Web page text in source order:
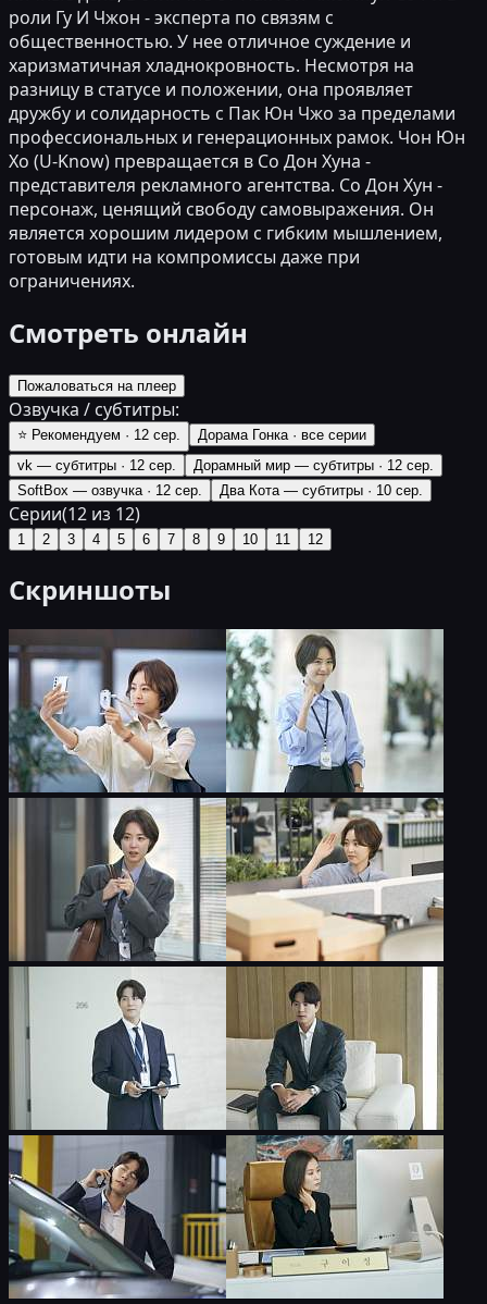
роли Гу И Чжон - эксперта по связям с
общественностью. У нее отличное суждение и
харизматичная хладнокровность. Несмотря на
разницу в статусе и положении, она проявляет
дружбу и солидарность с Пак Юн Чжо за пределами
профессиональных и генерационных рамок. Чон Юн
Хо (U-Know) превращается в Со Дон Хуна -
представителя рекламного агентства. Со Дон Хун -
персонаж, ценящий свободу самовыражения. Он
является хорошим лидером с гибким мышлением,
готовым идти на компромиссы даже при
ограничениях.
Смотреть онлайн
Пожаловаться на плеер
Озвучка / субтитры:
⭐ Рекомендуем · 12 сер. Дорама Гонка · все серии
vk — субтитры · 12 сер. Дорамный мир — субтитры · 12 сер.
SoftBox — озвучка · 12 сер. Два Кота — субтитры · 10 сер.
Серии(12 из 12)
1 2 3 4 5 6 7 8 9 10 11 12
Скриншоты